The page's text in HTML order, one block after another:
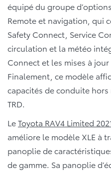
équipé du groupe
Remote et navigation, qui
Safety Connect, Service
circulation et la météo
Connect et les mises à
Finalement, ce modèle
capacités de conduite
TRD.
LeToyota RAV4 Limited
améliore le modèle XLE à
panoplie de
de gamme. Sa panoplie